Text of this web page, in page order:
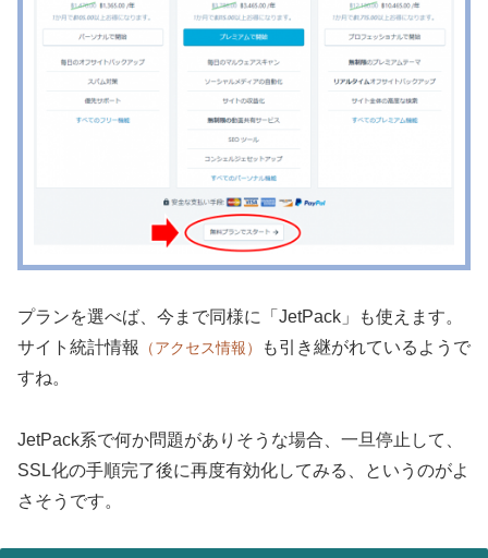
プランを選べば、今まで同様に「JetPack」も使えます。
サイト統計情報
（アクセス情報）
も引き継がれているようで
すね。
JetPack系で何か問題がありそうな場合、一旦停止して、
SSL化の手順完了後に再度有効化してみる、というのがよ
さそうです。